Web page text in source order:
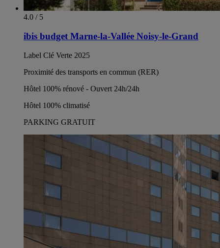
4.0 / 5
ibis budget Marne-la-Vallée Noisy-le-Grand
Label Clé Verte 2025
Proximité des transports en commun (RER)
Hôtel 100% rénové - Ouvert 24h/24h
Hôtel 100% climatisé
PARKING GRATUIT